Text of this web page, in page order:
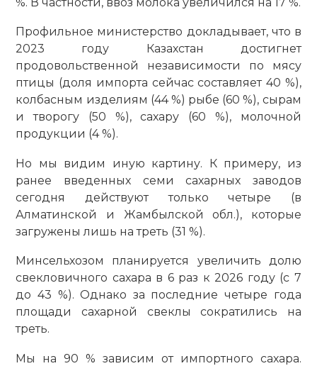
Профильное министерство докладывает, что в
2023 году Казахстан достигнет
продовольственной независимости по мясу
птицы (доля импорта сейчас составляет 40 %),
колбасным изделиям (44 %) рыбе (60 %), сырам
и творогу (50 %), сахару (60 %), молочной
продукции (4 %).
Но мы видим иную картину. К примеру, из
ранее введенных семи сахарных заводов
сегодня действуют только четыре (в
Алматинской и Жамбылской обл.), которые
загружены лишь на треть (31 %).
Минсельхозом планируется увеличить долю
свекловичного сахара в 6 раз к 2026 году (с 7
до 43 %). Однако за последние четыре года
площади сахарной свеклы сократились на
треть.
Мы на 90 % зависим от импортного сахара.